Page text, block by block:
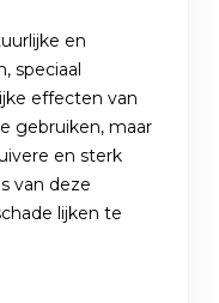
en
speciaal
effecten van
gebruiken, maar
en sterk
van deze
lijken te